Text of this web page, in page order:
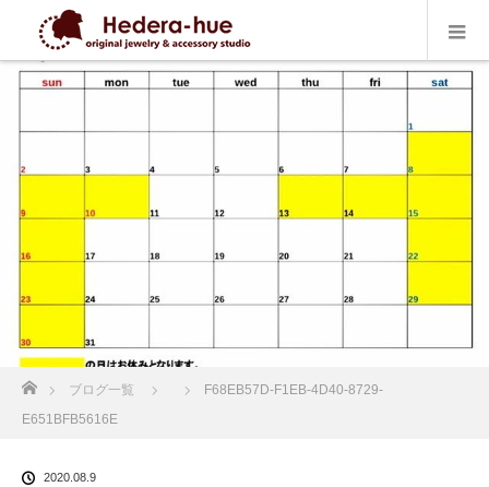
ブログ一覧
F68EB57D-F1EB-4D40-8729-
E651BFB5616E
2020.08.9